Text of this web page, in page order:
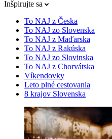
Inšpirujte sa
To NAJ z Česka
To NAJ zo Slovenska
To NAJ z Maďarska
To NAJ z Rakúska
To NAJ zo Slovinska
To NAJ z Chorvátska
Víkendovky
Leto plné cestovania
8 krajov Slovenska